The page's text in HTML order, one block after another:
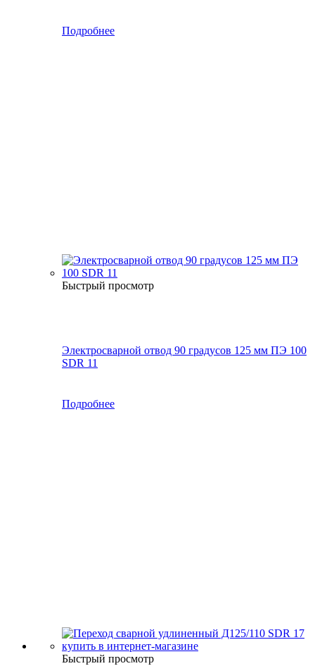
Подробнее
Быстрый просмотр
Электросварной отвод 90 градусов 125 мм ПЭ 100
SDR 11
Подробнее
Быстрый просмотр